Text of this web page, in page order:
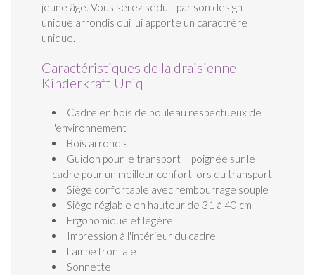
jeune âge. Vous serez séduit par son design
unique arrondis qui lui apporte un caractrère
unique.
Caractéristiques de la draisienne
Kinderkraft Uniq
Cadre en bois de bouleau respectueux de
l'environnement
Bois arrondis
Guidon pour le transport + poignée sur le
cadre pour un meilleur confort lors du transport
Siège confortable avec rembourrage souple
Siège réglable en hauteur de 31 à 40 cm
Ergonomique et légère
Impression à l'intérieur du cadre
Lampe frontale
Sonnette